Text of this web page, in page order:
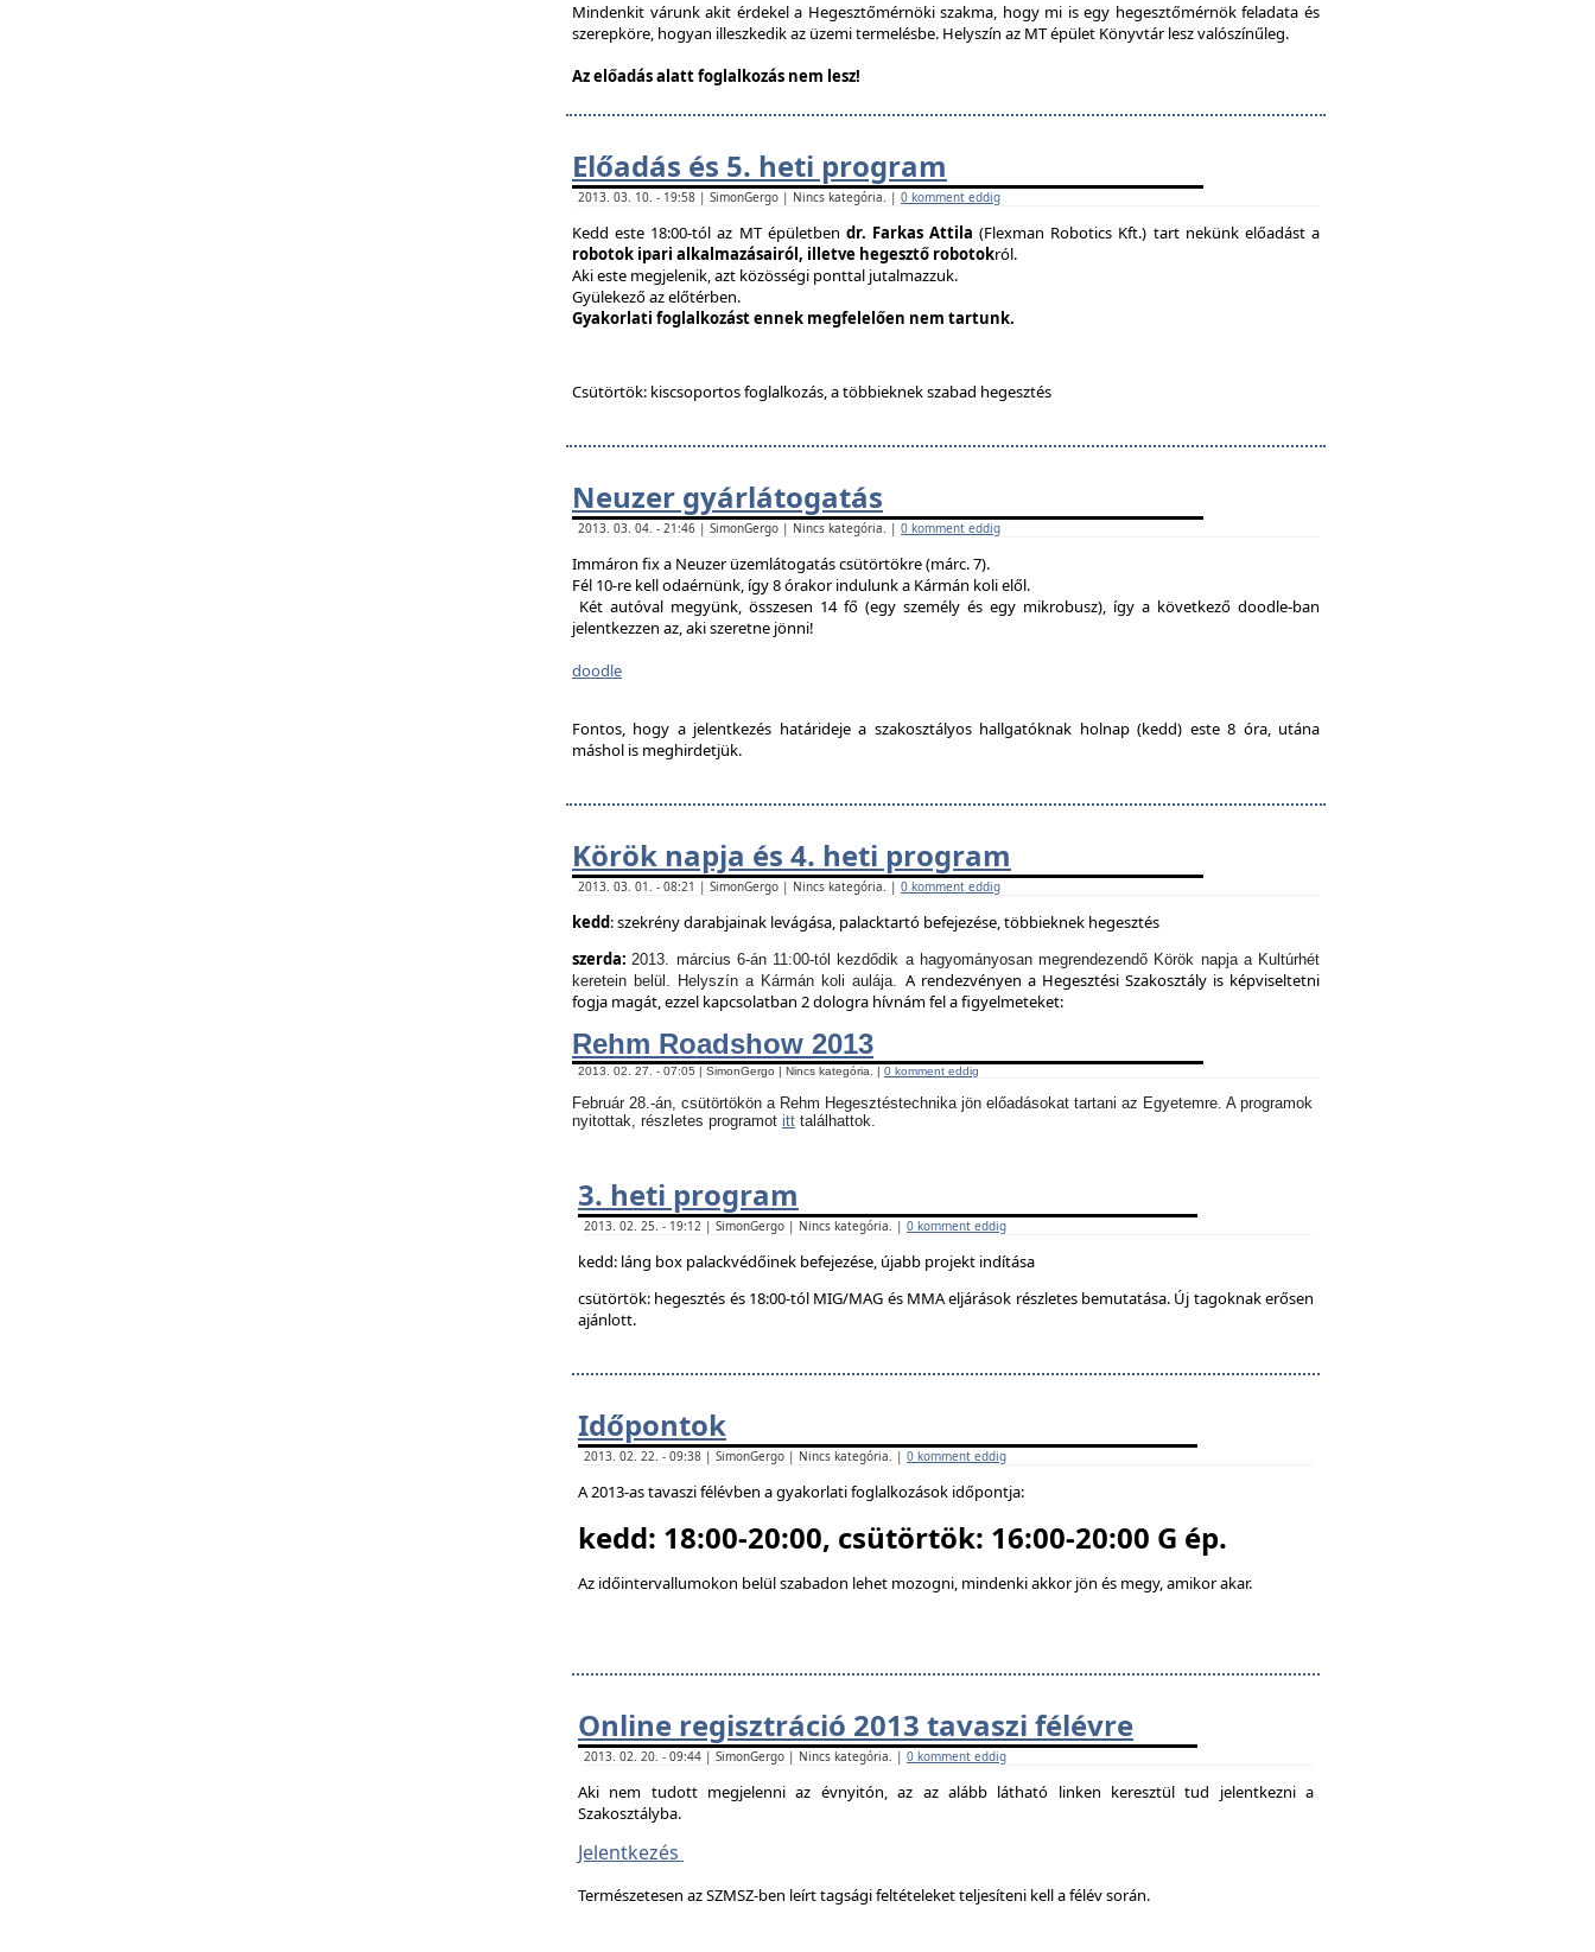
Mindenkit várunk akit érdekel a Hegesztőmérnöki szakma, hogy mi is egy hegesztőmérnök feladata és
szerepköre, hogyan illeszkedik az üzemi termelésbe. Helyszín az MT épület Könyvtár lesz valószínűleg.
Az előadás alatt foglalkozás nem lesz!
Előadás és 5. heti program
2013. 03. 10. - 19:58 | SimonGergo | Nincs kategória. | 0 komment eddig
Kedd este 18:00-tól az MT épületben dr. Farkas Attila(Flexman Robotics Kft.) tart nekünk előadást a
robotok ipari alkalmazásairól, illetve hegesztő robotokról.
Aki este megjelenik, azt közösségi ponttal jutalmazzuk.
Gyülekező az előtérben.
Gyakorlati foglalkozást ennek megfelelően nem tartunk.
Csütörtök: kiscsoportos foglalkozás, a többieknek szabad hegesztés
Neuzer gyárlátogatás
2013. 03. 04. - 21:46 | SimonGergo | Nincs kategória. | 0 komment eddig
Immáron fix a Neuzer üzemlátogatás csütörtökre (márc. 7).
Fél 10-re kell odaérnünk, így 8 órakor indulunk a Kármán koli elől.
Két autóval megyünk, összesen 14 fő (egy személy és egy mikrobusz), így a következő doodle-ban
jelentkezzen az, aki szeretne jönni!
doodle
Fontos, hogy a jelentkezés határideje a szakosztályos hallgatóknak holnap (kedd) este 8 óra, utána
máshol is meghirdetjük.
Körök napja és 4. heti program
2013. 03. 01. - 08:21 | SimonGergo | Nincs kategória. | 0 komment eddig
kedd: szekrény darabjainak levágása, palacktartó befejezése, többieknek hegesztés
szerda:2013. március 6-án 11:00-tól kezdődik a hagyományosan megrendezendő Körök napja a Kultúrhét
keretein belül. Helyszín a Kármán koli aulája. A rendezvényen a Hegesztési Szakosztály is képviseltetni
fogja magát, ezzel kapcsolatban 2 dologra hívnám fel a figyelmeteket:
Rehm Roadshow 2013
2013. 02. 27. - 07:05 | SimonGergo | Nincs kategória. | 0 komment eddig
Február 28.-án, csütörtökön a Rehm Hegesztéstechnika jön előadásokat tartani az Egyetemre. A programok
nyitottak, részletes programot itt találhattok.
3. heti program
2013. 02. 25. - 19:12 | SimonGergo | Nincs kategória. | 0 komment eddig
kedd: láng box palackvédőinek befejezése, újabb projekt indítása
csütörtök: hegesztés és 18:00-tól MIG/MAG és MMA eljárások részletes bemutatása. Új tagoknak erősen
ajánlott.
Időpontok
2013. 02. 22. - 09:38 | SimonGergo | Nincs kategória. | 0 komment eddig
A 2013-as tavaszi félévben a gyakorlati foglalkozások időpontja:
kedd: 18:00-20:00, csütörtök: 16:00-20:00 G ép.
Az időintervallumokon belül szabadon lehet mozogni, mindenki akkor jön és megy, amikor akar.
Online regisztráció 2013 tavaszi félévre
2013. 02. 20. - 09:44 | SimonGergo | Nincs kategória. | 0 komment eddig
Aki nem tudott megjelenni az évnyitón, az az alább látható linken keresztül tud jelentkezni a
Szakosztályba.
Jelentkezés
Természetesen az SZMSZ-ben leírt tagsági feltételeket teljesíteni kell a félév során.